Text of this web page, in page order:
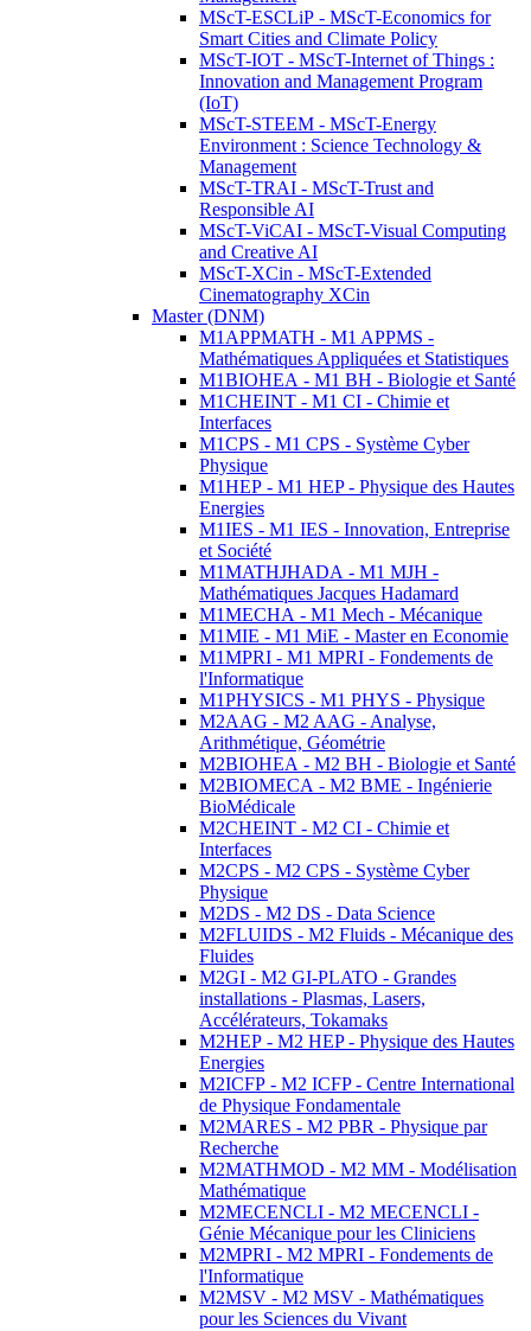
MScT-ESCLiP - MScT-Economics for
Smart Cities and Climate Policy
MScT-IOT - MScT-Internet of Things :
Innovation and Management Program
(IoT)
MScT-STEEM - MScT-Energy
Environment : Science Technology &
Management
MScT-TRAI - MScT-Trust and
Responsible AI
MScT-ViCAI - MScT-Visual Computing
and Creative AI
MScT-XCin - MScT-Extended
Cinematography XCin
Master (DNM)
M1APPMATH - M1 APPMS -
Mathématiques Appliquées et Statistiques
M1BIOHEA - M1 BH - Biologie et Santé
M1CHEINT - M1 CI - Chimie et
Interfaces
M1CPS - M1 CPS - Système Cyber
Physique
M1HEP - M1 HEP - Physique des Hautes
Energies
M1IES - M1 IES - Innovation, Entreprise
et Société
M1MATHJHADA - M1 MJH -
Mathématiques Jacques Hadamard
M1MECHA - M1 Mech - Mécanique
M1MIE - M1 MiE - Master en Economie
M1MPRI - M1 MPRI - Fondements de
l'Informatique
M1PHYSICS - M1 PHYS - Physique
M2AAG - M2 AAG - Analyse,
Arithmétique, Géométrie
M2BIOHEA - M2 BH - Biologie et Santé
M2BIOMECA - M2 BME - Ingénierie
BioMédicale
M2CHEINT - M2 CI - Chimie et
Interfaces
M2CPS - M2 CPS - Système Cyber
Physique
M2DS - M2 DS - Data Science
M2FLUIDS - M2 Fluids - Mécanique des
Fluides
M2GI - M2 GI-PLATO - Grandes
installations - Plasmas, Lasers,
Accélérateurs, Tokamaks
M2HEP - M2 HEP - Physique des Hautes
Energies
M2ICFP - M2 ICFP - Centre International
de Physique Fondamentale
M2MARES - M2 PBR - Physique par
Recherche
M2MATHMOD - M2 MM - Modélisation
Mathématique
M2MECENCLI - M2 MECENCLI -
Génie Mécanique pour les Cliniciens
M2MPRI - M2 MPRI - Fondements de
l'Informatique
M2MSV - M2 MSV - Mathématiques
pour les Sciences du Vivant